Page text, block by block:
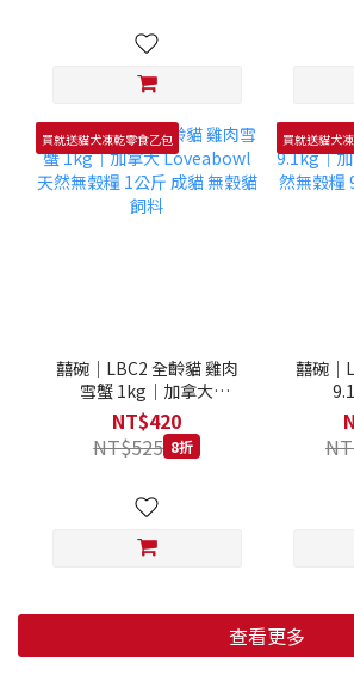
買就送貓犬凍乾零食乙包
囍碗｜LBC2 全齡貓 雞肉
雪蟹 1kg｜加拿大
Loveabowl 天然無穀糧 1
公斤 成貓 無穀貓飼料
NT$420
NT$525 8折
買就送貓犬
囍碗｜
9.1公
查看更多